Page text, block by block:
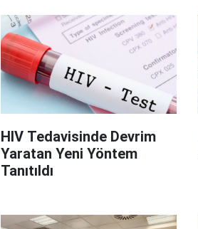
HIV Tedavisinde Devrim
Yaratan Yeni Yöntem
Tanıtıldı